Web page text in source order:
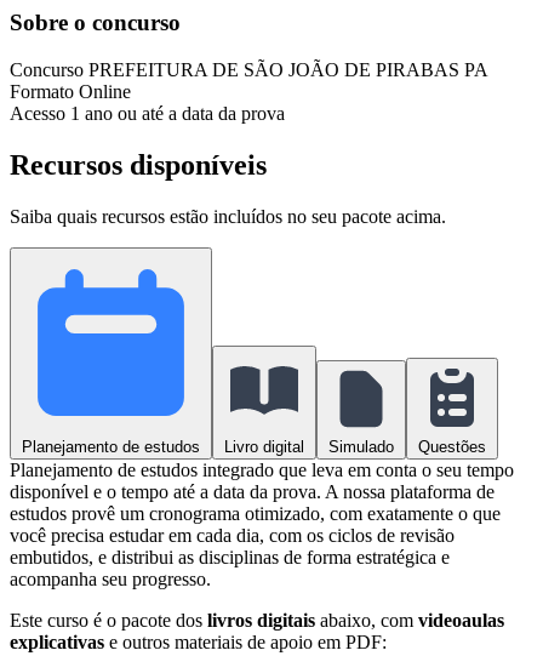
Sobre o concurso
Concurso PREFEITURA DE SÃO JOÃO DE PIRABAS PA
Formato Online
Acesso 1 ano ou até a data da prova
Recursos disponíveis
Saiba quais recursos estão incluídos no seu pacote acima.
Planejamento de estudos Livro digital Simulado Questões
Planejamento de estudos integrado que leva em conta o seu tempo
disponível e o tempo até a data da prova. A nossa plataforma de
estudos provê um cronograma otimizado, com exatamente o que
você precisa estudar em cada dia, com os ciclos de revisão
embutidos, e distribui as disciplinas de forma estratégica e
acompanha seu progresso.
Este curso é o pacote dos livros digitais abaixo, com videoaulas
explicativas e outros materiais de apoio em PDF: